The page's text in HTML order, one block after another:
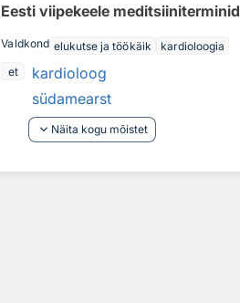
Eesti viipekeele meditsiiniterminid
Valdkond elukutse ja töökäik
kardioloogia
et
kardioloog
südamearst
keyboard_arrow_down Näita kogu mõistet